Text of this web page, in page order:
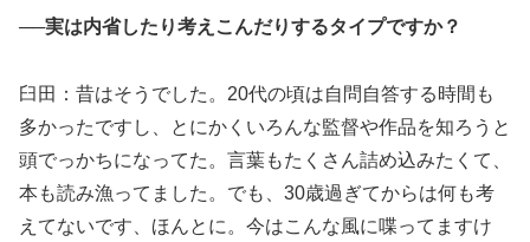
──実は内省したり考えこんだりするタイプですか？
臼田：昔はそうでした。20代の頃は自問自答する時間も
多かったですし、とにかくいろんな監督や作品を知ろうと
頭でっかちになってた。言葉もたくさん詰め込みたくて、
本も読み漁ってました。でも、30歳過ぎてからは何も考
えてないです、ほんとに。今はこんな風に喋ってますけ